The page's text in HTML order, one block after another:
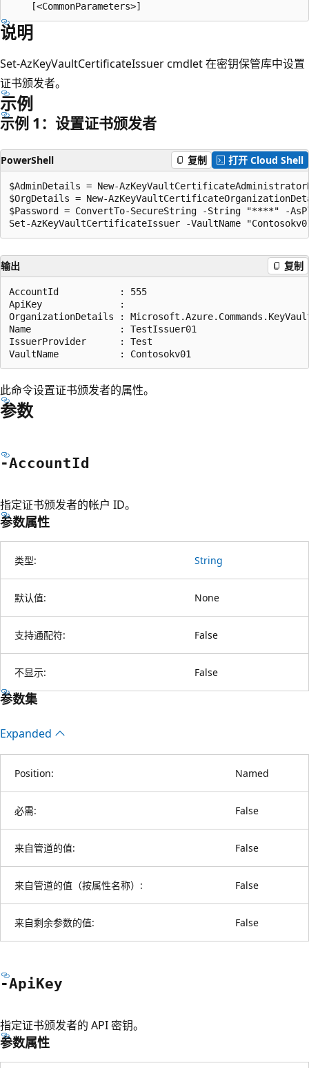
说明
Set-AzKeyVaultCertificateIssuer cmdlet 在密钥保管库中设置
证书颁发者。
示例
示例 1：设置证书颁发者
PowerShell 复制 打开 Cloud Shell
$AdminDetails = New-
$OrgDetails = New-
$Password = ConvertTo-SecureString -String "****" -
输出 复制
AccountId           : 555
ApiKey              :
OrganizationDetails :
Name                : TestIssuer01
IssuerProvider      : Test
此命令设置证书颁发者的属性。
参数
-AccountId
指定证书颁发者的帐户 ID。
参数属性
类型: String
默认值: None
支持通配符: False
不显示: False
参数集
Expanded
Position: Named
必需: False
来自管道的值: False
来自管道的值（按属性名称）: False
来自剩余参数的值: False
-ApiKey
指定证书颁发者的 API 密钥。
参数属性